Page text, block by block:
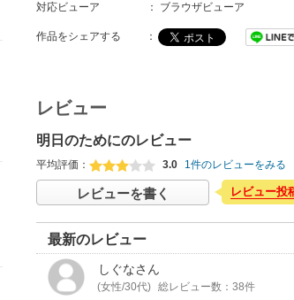
対応ビューア
： ブラウザビューア
作品をシェアする ：
レビュー
明日のためにのレビュー
平均評価： 3.0 1件のレビューをみる
レビューを書く レビュー投
最新のレビュー
しぐなさん
(女性/30代) 総レビュー数：38件